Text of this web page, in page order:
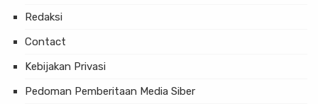
Redaksi
Contact
Kebijakan Privasi
Pedoman Pemberitaan Media Siber